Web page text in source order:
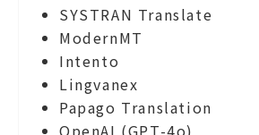
SYSTRAN Translate
ModernMT
Intento
Lingvanex
Papago Translation
OpenAI (GPT-4o)